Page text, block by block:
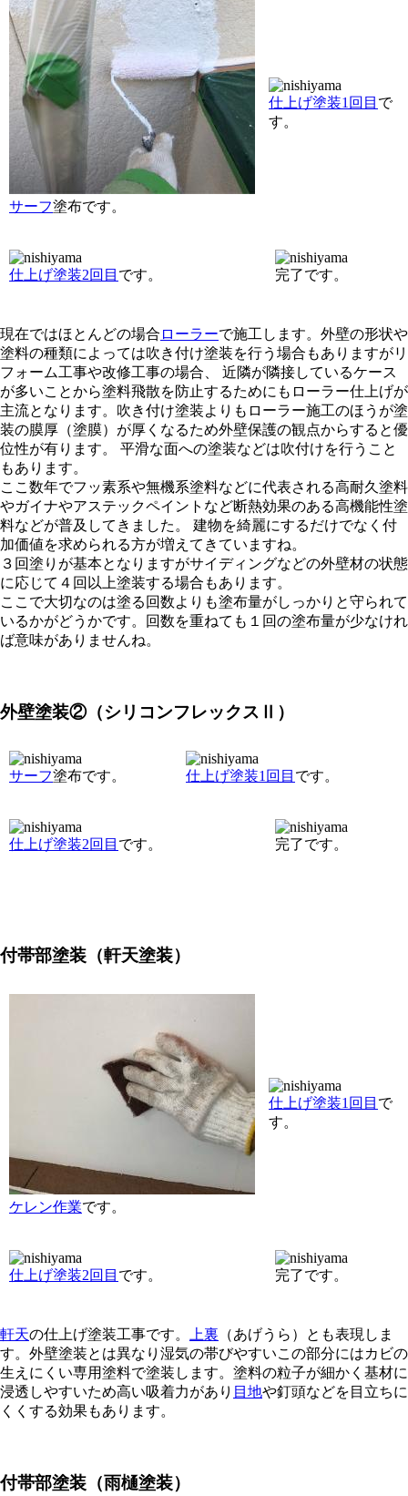
サーフ塗布です。
仕上げ塗装1回目 で
す。
仕上げ塗装2回目 です。 完了です。
現在ではほとんどの場合 ローラーで施工します。外壁の形状や
塗料の種類によっては吹き付け塗装を行う場合もありますがリ
フォーム工事や改修工事の場合、 近隣が隣接しているケース
が多いことから塗料飛散を防止するためにもローラー仕上げが
主流となります。吹き付け塗装よりもローラー施工のほうが塗
装の膜厚（塗膜）が厚くなるため外壁保護の観点からすると優
位性が有ります。 平滑な面への塗装などは吹付けを行うこと
もあります。
ここ数年でフッ素系や無機系塗料などに代表される高耐久塗料
やガイナやアステックペイントなど断熱効果のある高機能性塗
料などが普及してきました。 建物を綺麗にするだけでなく付
加価値を求められる方が増えてきていますね。
３回塗りが基本となりますがサイディングなどの外壁材の状態
に応じて４回以上塗装する場合もあります。
ここで大切なのは塗る回数よりも塗布量がしっかりと守られて
いるかがどうかです。回数を重ねても１回の塗布量が少なけれ
ば意味がありませんね。
外壁塗装②（シリコンフレックスⅡ）
サーフ塗布です。 仕上げ塗装1回目 です。
仕上げ塗装2回目 です。 完了です。
付帯部塗装（軒天塗装）
ケレン作業です。
仕上げ塗装1回目 で
す。
仕上げ塗装2回目 です。 完了です。
軒天の仕上げ塗装工事です。 上裏 （あげうら）とも表現しま
す。外壁塗装とは異なり湿気の帯びやすいこの部分にはカビの
生えにくい専用塗料で塗装します。塗料の粒子が細かく基材に
浸透しやすいため高い吸着力があり 目地や釘頭などを目立ちに
くくする効果もあります。
付帯部塗装（雨樋塗装）